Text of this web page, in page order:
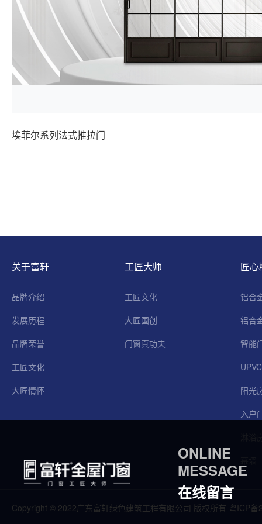
埃菲尔系列法式推拉门
关于富轩
品牌介绍
发展历程
品牌荣誉
工匠文化
大匠情怀
工匠大师
工匠文化
大匠国创
门窗真功夫
匠心
铝合
铝合
智能
阳光
入户
Copyright © 2022广东富轩绿色建筑工程有限公司 版权所有 粤ICP
ONLINE
MESSAGE
在线留言